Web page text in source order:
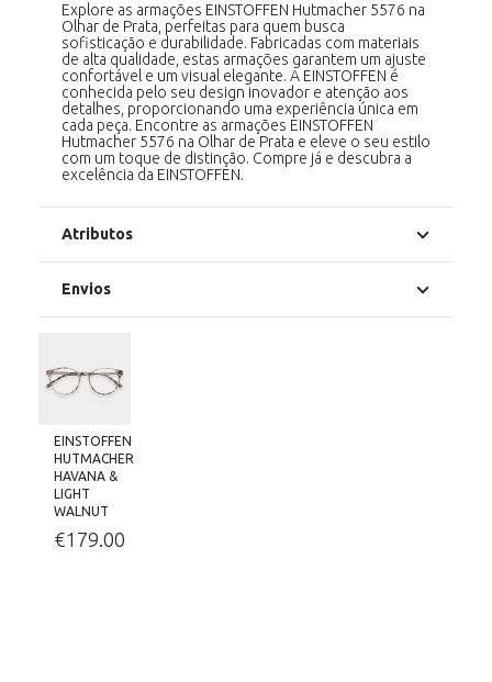
Explore as armações EINSTOFFEN Hutmacher 5576 na
Olhar de Prata, perfeitas para quem busca
sofisticação e durabilidade. Fabricadas com materiais
de alta qualidade, estas armações garantem um ajuste
confortável e um visual elegante. A EINSTOFFEN é
conhecida pelo seu design inovador e atenção aos
detalhes, proporcionando uma experiência única em
cada peça. Encontre as armações EINSTOFFEN
Hutmacher 5576 na Olhar de Prata e eleve o seu estilo
com um toque de distinção. Compre já e descubra a
excelência da EINSTOFFEN.
Atributos
Envios
EINSTOFFEN
HUTMACHER
HAVANA &
LIGHT
WALNUT
€179.00